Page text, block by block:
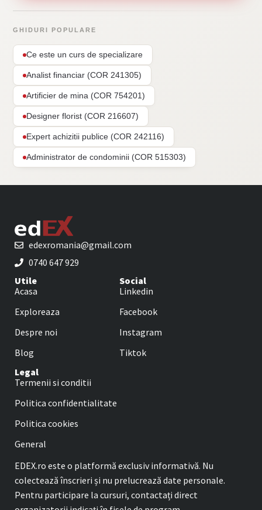
GHIDURI POPULARE
Ce este un curs de specializare
Analist financiar (COR 241305)
Artificier de mina (COR 754201)
Designer florist (COR 216607)
Expert achizitii publice (COR 242116)
Administrator de condominii (COR 515303)
edexromania@gmail.com
0740 647 929
Utile
Acasa
Exploreaza
Despre noi
Blog
Social
Linkedin
Facebook
Instagram
Tiktok
Legal
Termenii si conditii
Politica confidentialitate
Politica cookies
General
EDEX.ro este o platformă exclusiv informativă. Nu
colectează înscrieri și nu prelucrează date personale.
Pentru participare la cursuri, contactați direct